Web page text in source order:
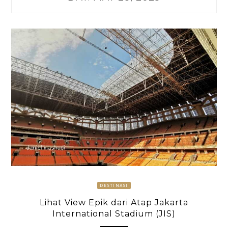
DESTINASI
Lihat View Epik dari Atap Jakarta
International Stadium (JIS)